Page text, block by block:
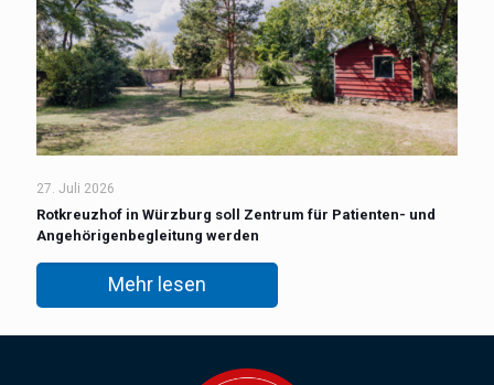
27. Juli 2026
Rotkreuzhof in Würzburg soll Zentrum für Patienten- und
Angehörigenbegleitung werden
Mehr lesen